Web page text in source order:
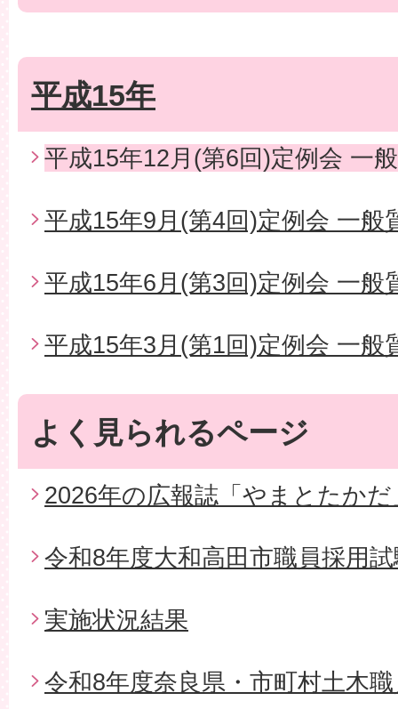
平成15年
平成15年12月(第6回)定例会 一
平成15年9月(第4回)定例会 一般
平成15年6月(第3回)定例会 一般
平成15年3月(第1回)定例会 一般
よく見られるページ
2026年の広報誌「やまとたかだ
令和8年度大和高田市職員採用
実施状況結果
令和8年度奈良県・市町村土木